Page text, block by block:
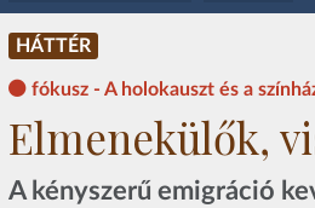
HÁTTÉR
fókusz - A holokauszt és a
Elmenekülők,
A kényszerű emigráció